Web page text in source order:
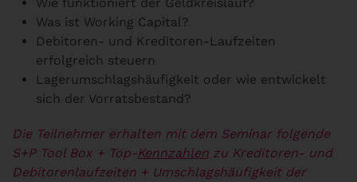
Was ist Working Capital?
Debitoren- und Kreditoren-Laufzeiten
erfolgreich steuern
Lagerumschlagshäufigkeit oder wie entwickelt
sich der Vorratsbestand?
Die Teilnehmer erhalten mit dem Seminar folgende
S+P Tool Box + Top-Kennzahlen zu Kreditoren- und
Debitorenlaufzeiten + Umschlagshäufigkeit der